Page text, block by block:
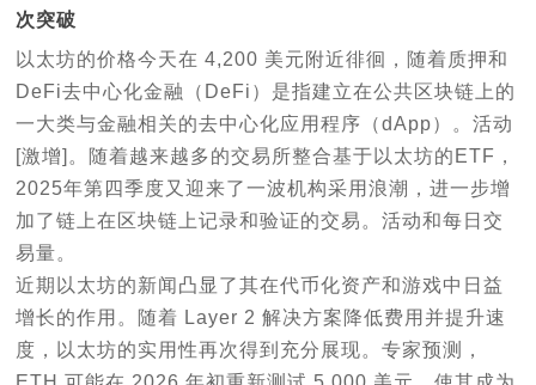
次突破
以太坊的价格今天在 4,200 美元附近徘徊，随着质押和
DeFi去中心化金融（DeFi）是指建立在公共区块链上的
一大类与金融相关的去中心化应用程序（dApp）。活动
[激增]。随着越来越多的交易所整合基于以太坊的ETF，
2025年第四季度又迎来了一波机构采用浪潮，进一步增
加了链上在区块链上记录和验证的交易。活动和每日交
易量。
近期以太坊的新闻凸显了其在代币化资产和游戏中日益
增长的作用。随着 Layer 2 解决方案降低费用并提升速
度，以太坊的实用性再次得到充分展现。专家预测，